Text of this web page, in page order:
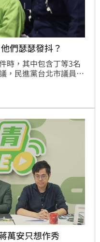
們瑟瑟發抖？
時，其中包含丁等3名
，民進黨台北市議員參
斷棄子。很好奇，那
萬安只想作秀